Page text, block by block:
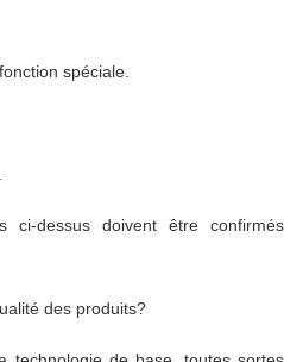
spéciale.
ci-dessus doivent être confirmés
des produits?